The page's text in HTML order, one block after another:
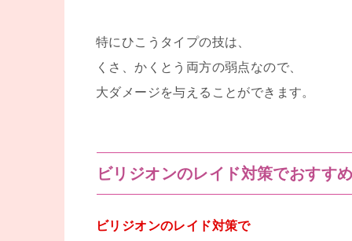
特にひこうタイプの技は、
くさ、かくとう両方の弱点なので、
大ダメージを与えることができます。
ビリジオンのレイド対策でおすす
ビリジオンのレイド対策で